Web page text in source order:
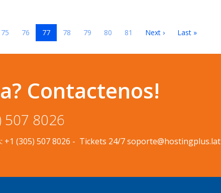
75 76 77 78 79 80 81 Next › Last »
Contactenos!
507 8026
+1 (305) 507 8026 - Tickets 24/7 soporte@hostingplus.lat